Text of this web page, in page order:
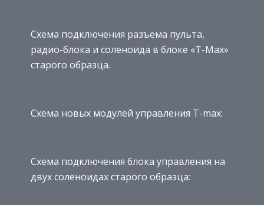
Схема подключения разъёма пульта,
радио-блока и соленоида в блоке «T-Max»
старого образца.
Схема новых модулей управления T-max:
Схема подключения блока управления на
двух соленоидах старого образца: